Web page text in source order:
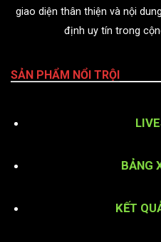
giao diện thân thiện và nội
định uy tín trong
SẢN PHẨM NỔI TRỘI
BẢNG
KẾT